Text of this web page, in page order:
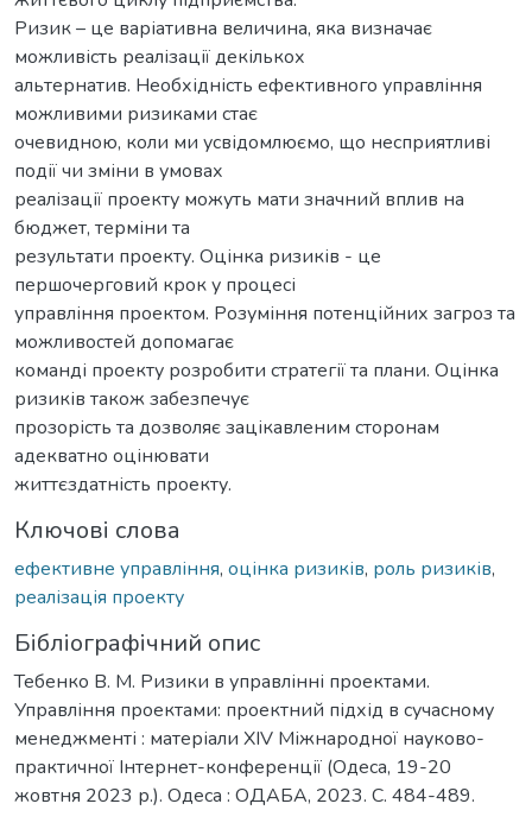
Ризик – це варіативна величина, яка визначає
можливість реалізації декількох
альтернатив. Необхідність ефективного управління
можливими ризиками стає
очевидною, коли ми усвідомлюємо, що несприятливі
події чи зміни в умовах
реалізації проекту можуть мати значний вплив на
бюджет, терміни та
результати проекту. Оцінка ризиків - це
першочерговий крок у процесі
управління проектом. Розуміння потенційних загроз та
можливостей допомагає
команді проекту розробити стратегії та плани. Оцінка
ризиків також забезпечує
прозорість та дозволяє зацікавленим сторонам
адекватно оцінювати
життєздатність проекту.
Ключові слова
ефективне управління, оцінка ризиків, роль ризиків,
реалізація проекту
Бібліографічний опис
Тебенко В. М. Ризики в управлінні проектами.
Управління проектами: проектний підхід в сучасному
менеджменті : матеріали XIV Міжнародної науково-
практичної Інтернет-конференції (Одеса, 19-20
жовтня 2023 р.). Одеса : ОДАБА, 2023. С. 484-489.